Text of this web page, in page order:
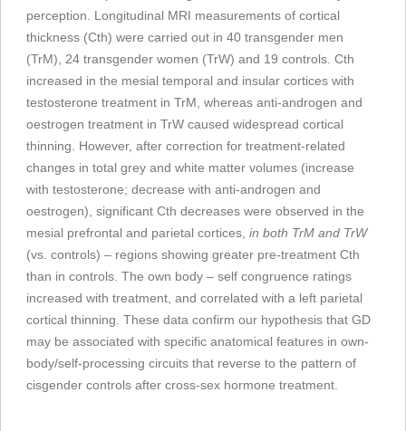
perception. Longitudinal MRI measurements of cortical
thickness (Cth) were carried out in 40 transgender men
(TrM), 24 transgender women (TrW) and 19 controls. Cth
increased in the mesial temporal and insular cortices with
testosterone treatment in TrM, whereas anti-androgen and
oestrogen treatment in TrW caused widespread cortical
thinning. However, after correction for treatment-related
changes in total grey and white matter volumes (increase
with testosterone; decrease with anti-androgen and
oestrogen), significant Cth decreases were observed in the
mesial prefrontal and parietal cortices, in both TrM and TrW
(vs. controls) – regions showing greater pre-treatment Cth
than in controls. The own body – self congruence ratings
increased with treatment, and correlated with a left parietal
cortical thinning. These data confirm our hypothesis that GD
may be associated with specific anatomical features in own-
body/self-processing circuits that reverse to the pattern of
cisgender controls after cross-sex hormone treatment.